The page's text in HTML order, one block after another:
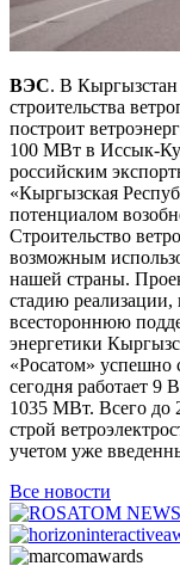
ВЭС. В
строительства
построит
100 МВт в Иссык-
российским
«Кыргызская
потенциалом
Строительство
возможным
нашей страны.
стадию
всестороннюю
энергетики
«Росатом» успешно
сегодня работает
1035 МВт. Всего до
строй
учетом уже
Все новости